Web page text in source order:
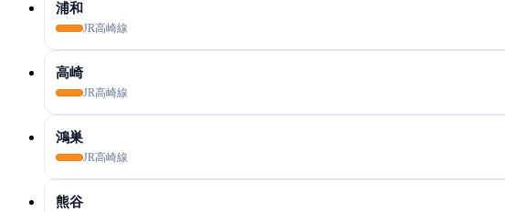
浦和
JR高崎線
高崎
JR高崎線
鴻巣
JR高崎線
熊谷